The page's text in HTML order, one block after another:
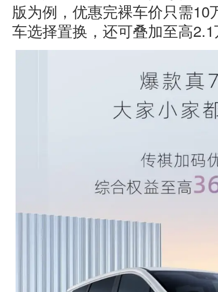
版为例，优惠完裸车价只需10
车选择置换，还可叠加至高